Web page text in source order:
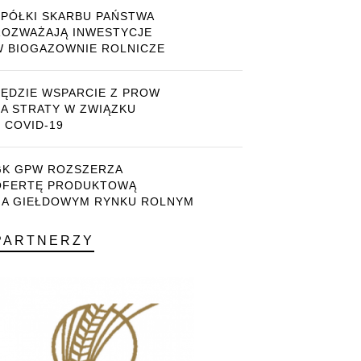
SKARBU PAŃSTWA
INWESTYCJE
BIOGAZOWNIE ROLNICZE
WSPARCIE Z PROW
STRATY W ZWIĄZKU
COVID-19
GPW ROZSZERZA
PRODUKTOWĄ
GIEŁDOWYM RYNKU ROLNYM